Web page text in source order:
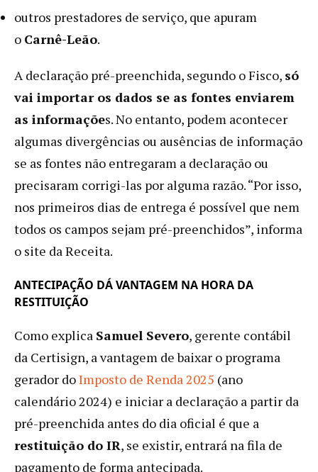
outros prestadores de serviço, que apuram
o Carnê-Leão.
A declaração pré-preenchida, segundo o Fisco, só
vai importar os dados se as fontes enviarem
as informações. No entanto, podem acontecer
algumas divergências ou ausências de informação
se as fontes não entregaram a declaração ou
precisaram corrigi-las por alguma razão. “Por isso,
nos primeiros dias de entrega é possível que nem
todos os campos sejam pré-preenchidos”, informa
o site da Receita.
ANTECIPAÇÃO DÁ VANTAGEM NA HORA DA
RESTITUIÇÃO
Como explica Samuel Severo, gerente contábil
da Certisign, a vantagem de baixar o programa
gerador doImposto de Renda 2025 (ano
calendário 2024) e iniciar a declaração a partir da
pré-preenchida antes do dia oficial é que a
restituição do IR, se existir, entrará na fila de
pagamento de forma antecipada.